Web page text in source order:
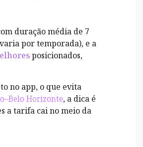
duração média de 7
por temporada), e a
posicionados,
no app, o que evita
Horizonte, a dica é
a tarifa cai no meio da